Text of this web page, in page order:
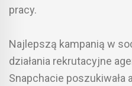
pracy.
Najlepszą kampanią w
działania rekrutacyjne
Snapchacie poszukiwała